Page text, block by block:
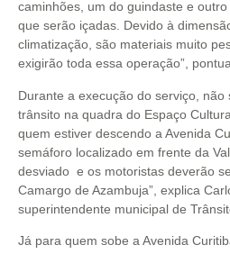
caminhões, um do guindaste e
que serão içadas. Devido à
climatização, são materiais muito
exigirão toda essa operação”,
Durante a execução do serviço,
trânsito na quadra do Espaço
quem estiver descendo a Avenida
semáforo localizado em frente da
desviado e os motoristas deverão
Camargo de Azambuja”, explica
superintendente municipal de
Já para quem sobe a Avenida